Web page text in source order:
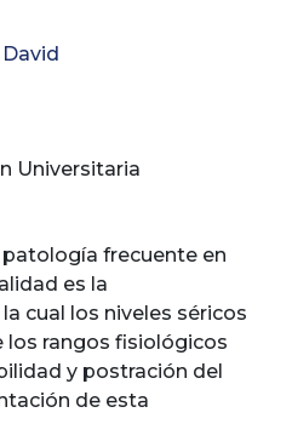
Universitaria
frecuente en
es la
cual los niveles séricos
los rangos fisiológicos
y postración del
de esta